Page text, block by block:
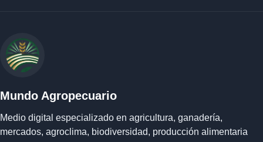
Mundo Agropecuario
Medio digital especializado en agricultura, ganadería,
mercados, agroclima, biodiversidad, producción alimentaria